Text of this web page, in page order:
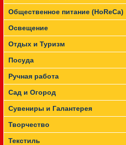
Общественное питание (HoReCa)
Освещение
Отдых и Туризм
Посуда
Ручная работа
Сад и Огород
Сувениры и Галантерея
Творчество
Текстиль